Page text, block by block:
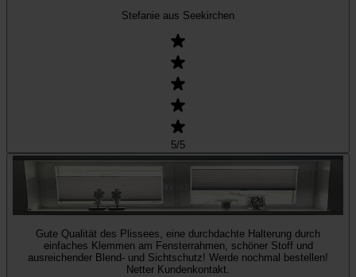
Stefanie aus Seekirchen
5/5
Gute Qualität des Plissees, eine durchdachte Halterung durch
einfaches Klemmen am Fensterrahmen, schöner Stoff und
ausreichender Blend- und Sichtschutz! Werde nochmal bestellen!
Netter Kundenkontakt.